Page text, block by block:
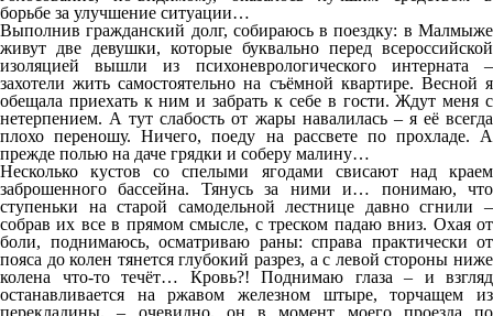
борьбе за улучшение ситуации…
Выполнив гражданский долг, собираюсь в поездку: в Малмыже
живут две девушки, которые буквально перед всероссийской
изоляцией вышли из психоневрологического интерната –
захотели жить самостоятельно на съёмной квартире. Весной я
обещала приехать к ним и забрать к себе в гости. Ждут меня с
нетерпением. А тут слабость от жары навалилась – я её всегда
плохо переношу. Ничего, поеду на рассвете по прохладе. А
прежде полью на даче грядки и соберу малину…
Несколько кустов со спелыми ягодами свисают над краем
заброшенного бассейна. Тянусь за ними и… понимаю, что
ступеньки на старой самодельной лестнице давно сгнили –
собрав их все в прямом смысле, с треском падаю вниз. Охая от
боли, поднимаюсь, осматриваю раны: справа практически от
пояса до колен тянется глубокий разрез, а с левой стороны ниже
колена что-то течёт… Кровь?! Поднимаю глаза – и взгляд
останавливается на ржавом железном штыре, торчащем из
перекладины, – очевидно, он в момент моего проезда по